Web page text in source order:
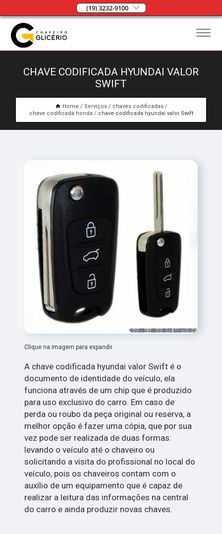
(19) 3232-9100
CHAVE CODIFICADA HYUNDAI VALOR
SWIFT
Home Serviços
chaves codificadas
chave codificada honda
chave codificada hyundai valor Swift
Clique na imagem para expandir
A chave codificada hyundai valor Swift é o
documento de identidade do veículo, ela
funciona através de um chip que é produzido
para uso exclusivo do carro. Em caso de
perda ou roubo da peça original ou reserva, a
melhor opção é fazer uma cópia, que por sua
vez pode ser realizada de duas formas:
levando o veículo até o chaveiro ou
solicitando a visita do profissional no local do
veículo, pois os chaveiros contam com o
auxílio de um equipamento que é capaz de
realizar a leitura das informações na central
do carro e ainda produzir novas chaves.